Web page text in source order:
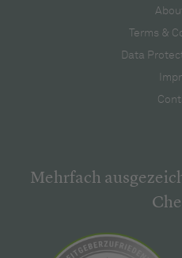
Terms &
Data
Mehrfach